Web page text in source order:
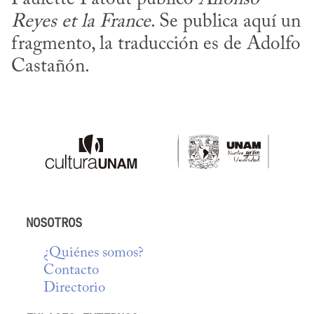
Reyes et la France. Se publica aquí un
fragmento, la traducción es de Adolfo
Castañón.
NOSOTROS
¿Quiénes somos?
Contacto
Directorio